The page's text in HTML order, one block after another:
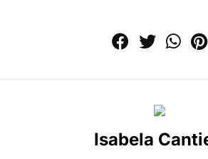
Isabela